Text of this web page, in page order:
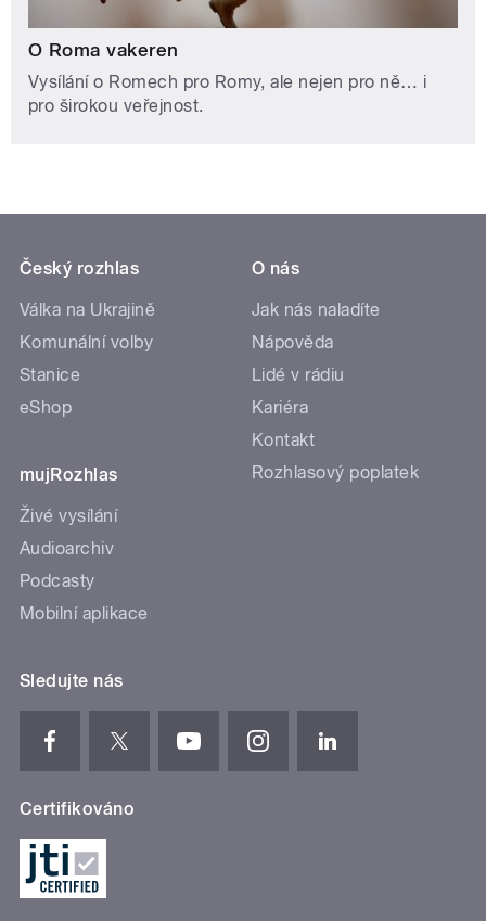
O Roma vakeren
Vysílání o Romech pro Romy, ale nejen pro ně… i
pro širokou veřejnost.
Český rozhlas
Válka na Ukrajině
Komunální volby
Stanice
eShop
mujRozhlas
Živé vysílání
Audioarchiv
Podcasty
Mobilní aplikace
O nás
Jak nás naladíte
Nápověda
Lidé v rádiu
Kariéra
Kontakt
Rozhlasový poplatek
Sledujte nás
Certifikováno